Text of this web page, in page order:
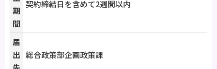
期
間
契約締結日を含めて2週間以内
届
出 総合政策部企画政策課